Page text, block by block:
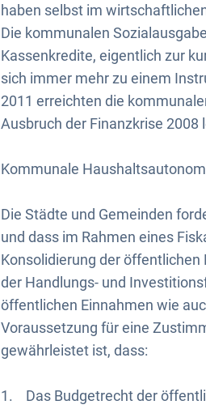
haben selbst im
Die kommunalen
Kassenkredite, eigentlich zur
sich immer mehr zu einem
2011 erreichten die
Ausbruch der Finanzkrise 2008
Kommunale
Die Städte und Gemeinden
und dass im Rahmen eines
Konsolidierung der
der Handlungs- und
öffentlichen Einnahmen wie
Voraussetzung für eine
gewährleistet ist, dass:
1. Das Budgetrecht der